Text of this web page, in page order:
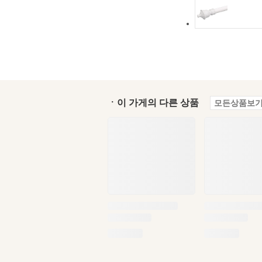
ㆍ이 가게의 다른 상품 모든상품보